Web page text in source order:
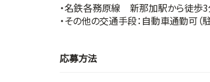
・名鉄各務原線 新那加駅から徒歩
・その他の交通手段：自動車通勤可（
応募方法